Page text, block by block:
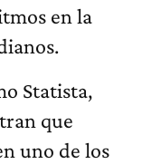
en la
Statista,
que
uno de los